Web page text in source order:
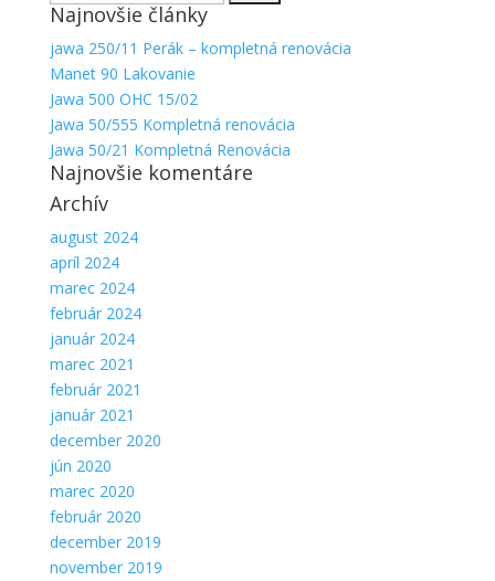
Najnovšie články
jawa 250/11 Perák – kompletná renovácia
Manet 90 Lakovanie
Jawa 500 OHC 15/02
Jawa 50/555 Kompletná renovácia
Jawa 50/21 Kompletná Renovácia
Najnovšie komentáre
Archív
august 2024
apríl 2024
marec 2024
február 2024
január 2024
marec 2021
február 2021
január 2021
december 2020
jún 2020
marec 2020
február 2020
december 2019
november 2019
spôsobu
používania
webovej
stránky.